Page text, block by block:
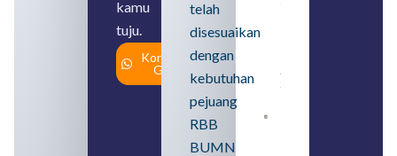
kamu
tuju.
Konsultasi
Gratis
telah
disesuaikan
dengan
kebutuhan
pejuang
RBB
BUMN
August 5,
2026